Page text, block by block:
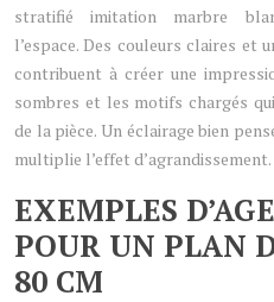
stratifié imitation marbre
l’espace. Des couleurs claires et
contribuent à créer une
sombres et les motifs chargés
de la pièce. Un éclairage bien
multiplie l’effet d’agrandissement.
EXEMPLES
POUR UN PLAN
80 CM